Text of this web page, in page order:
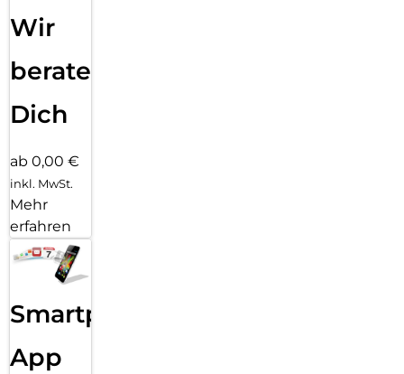
Wir
beraten
Dich
ab 0,00 €
inkl. MwSt.
Mehr
erfahren
Smartphone
App